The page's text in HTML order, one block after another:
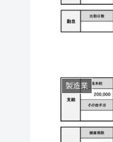
製造業